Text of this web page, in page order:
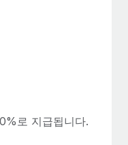
시장에서 글로벌
로 지급됩니다.